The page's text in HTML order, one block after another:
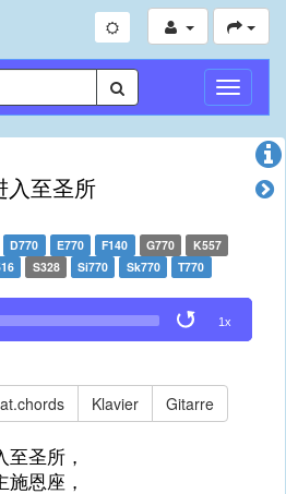
入至圣所
D770 E770 F140 G770
K557
S328 Si770 Sk770 T770
1x
Klavier Gitarre
至圣所，
施恩座，